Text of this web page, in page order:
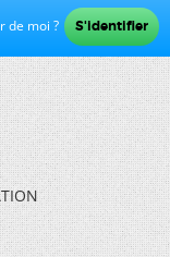
de moi ?